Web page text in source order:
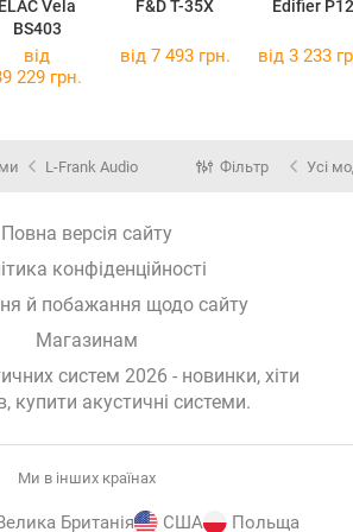
ELAC Vela
BS403
F&D T-35X Edifier P12
від
229 грн.
від 7 493 грн. від 3 233
L-Frank Audio Фільтр Усі
Повна версія сайту
конфіденційності
й побажання щодо сайту
Магазинам
систем 2026 - новинки, хіти
купити акустичні системи.
Ми в інших країнах
Британія США Польща